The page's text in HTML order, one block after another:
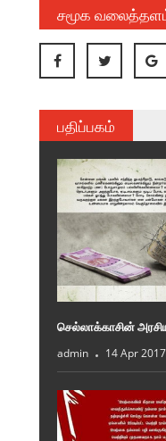
சமூக
பதிப்பகம்
செல்லாக்காசின்
admin 14 Apr 2017